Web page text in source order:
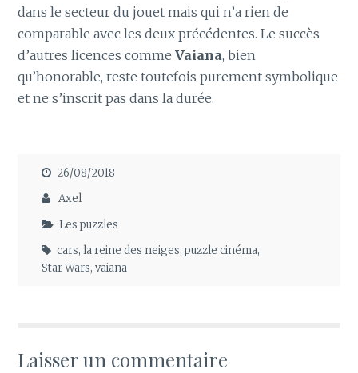
dans le secteur du jouet mais qui n’a rien de
comparable avec les deux précédentes. Le succès
d’autres licences commeVaiana, bien
qu’honorable, reste toutefois purement symbolique
et ne s’inscrit pas dans la durée.
26/08/2018
Axel
Les puzzles
cars,la reine des neiges,puzzle cinéma,
Star Wars,vaiana
Laisser un commentaire